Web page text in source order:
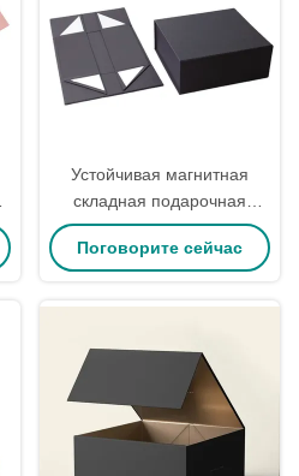
Устойчивая магнитная
складная подарочная
коробка черная бумажная
складная коробка
упаковка
Поговорите сейчас